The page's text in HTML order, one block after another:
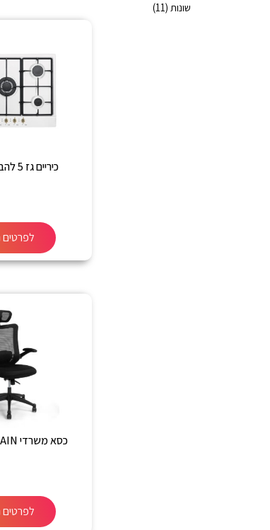
שונות (11)
כיריים גז 5 להבות 70 ס”מ
לפרטים
כסא משרדי DOMAIN ד”ר גב
לפרטים